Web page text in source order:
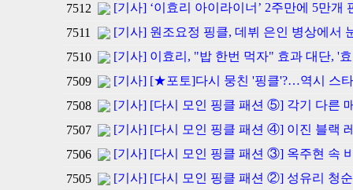
7512
[기사] ‘이효리 아이라이너’ 2주만에 5만개
7511
[기사] 원조요정 핑클, 데뷔 은인 병상에서
7510
[기사] 이효리, "밥 한번 먹자" 효과 대단, '
7509
[기사] [★포토]다시 뭉친 '핑클'?…역시
7508
[기사] [다시 모인 핑클 패션 ⑤] 각기 다른
7507
[기사] [다시 모인 핑클 패션 ④] 이진 블랙
7506
[기사] [다시 모인 핑클 패션 ③] 옥주현 속
7505
[기사] [다시 모인 핑클 패션 ②] 성유리 청